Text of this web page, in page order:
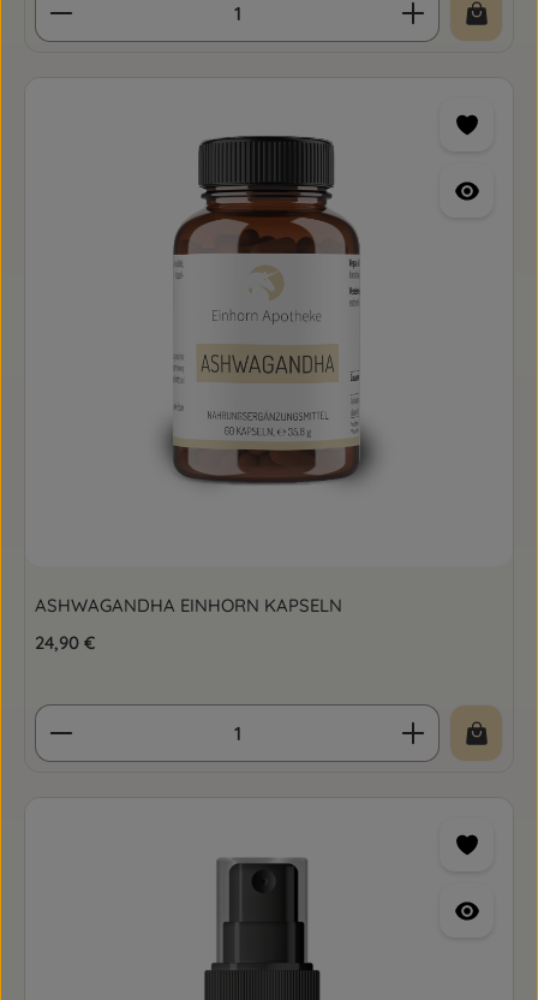
ASHWAGANDHA EINHORN KAPSELN
Regulärer Preis:
24,90 €
Produkt Anzahl: Gib den gewünschten Wert